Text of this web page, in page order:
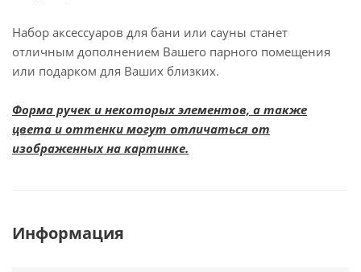
Набор аксессуаров для бани или сауны станет
отличным дополнением Вашего парного помещения
или подарком для Ваших близких.
Форма ручек и некоторых элементов, а также
цвета и оттенки могут отличаться от
изображенных на картинке.
Информация